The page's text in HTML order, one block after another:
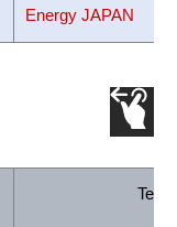
Energy JAPAN
Team